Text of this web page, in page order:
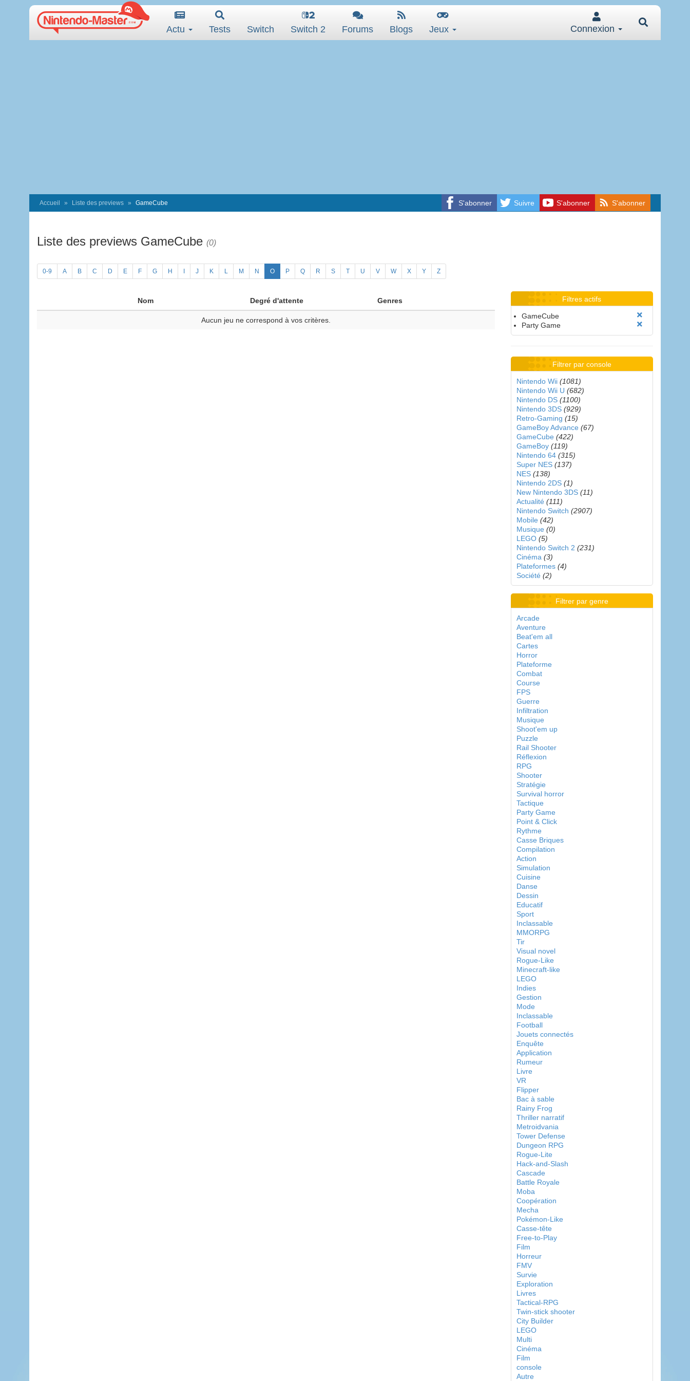
Actu Tests Switch Switch 2 Forums Blogs Jeux Connexion
S'abonner Suivre S'abonner S'abonner
Accueil Liste des previews GameCube
Liste des previews GameCube (0)
0-9 A B C D E F G H J K L M N O P Q R S T U V W X Y Z
Nom Degré d'attente Genres
Aucun jeu ne correspond à vos critères.
Filtres actifs
GameCube
Party Game
Filtrer par console
Nintendo Wii (1081)
Nintendo Wii U (682)
Nintendo DS (1100)
Nintendo 3DS (929)
Retro-Gaming (15)
GameBoy Advance (67)
GameCube (422)
GameBoy (119)
Nintendo 64 (315)
Super NES (137)
NES (138)
Nintendo 2DS (1)
New Nintendo 3DS (11)
Actualité (111)
Nintendo Switch (2907)
Mobile (42)
Musique (0)
LEGO (5)
Nintendo Switch 2 (231)
Cinéma (3)
Plateformes (4)
Société (2)
Filtrer par genre
Arcade
Aventure
Beat'em all
Cartes
Horror
Plateforme
Combat
Course
FPS
Guerre
Infiltration
Musique
Shoot'em up
Puzzle
Rail Shooter
Réflexion
RPG
Shooter
Stratégie
Survival horror
Tactique
Party Game
Point & Click
Rythme
Casse Briques
Compilation
Action
Simulation
Cuisine
Danse
Dessin
Educatif
Sport
Inclassable
MMORPG
Tir
Visual novel
Rogue-Like
Minecraft-like
LEGO
Indies
Gestion
Mode
Inclassable
Football
Jouets connectés
Enquête
Application
Rumeur
Livre
VR
Flipper
Bac à sable
Rainy Frog
Thriller narratif
Metroidvania
Tower Defense
Dungeon RPG
Rogue-Lite
Hack-and-Slash
Cascade
Battle Royale
Moba
Coopération
Mecha
Pokémon-Like
Casse-tête
Free-to-Play
Film
Horreur
FMV
Survie
Exploration
Livres
Tactical-RPG
Twin-stick shooter
City Builder
LEGO
Multi
Cinéma
Film
console
Autre